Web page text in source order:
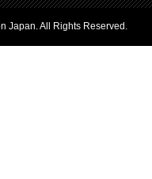
Japan. All Rights Reserved.